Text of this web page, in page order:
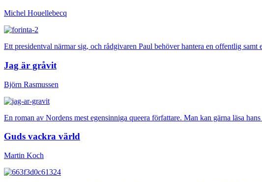
Michel Houellebecq
Ett presidentval närmar sig, och rådgivaren Paul behöver hantera en offentlig
Jag är gråvit
Björn Rasmussen
En roman av Nordens mest egensinniga queera författare. Man kan gärna läsa
Guds vackra värld
Martin Koch